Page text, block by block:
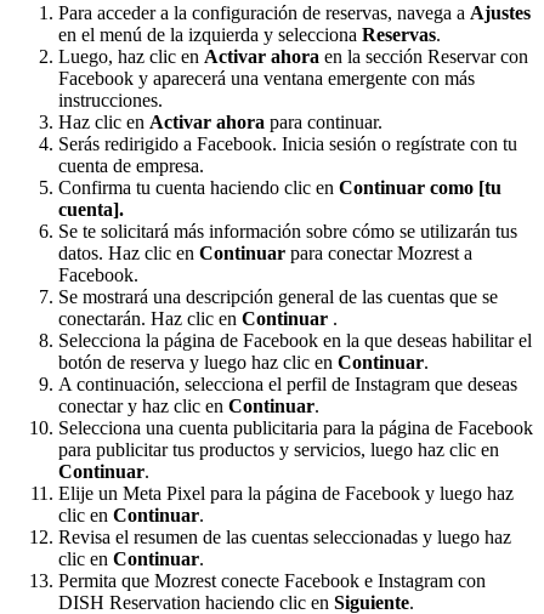
Para acceder a la configuración de reservas, navega a Ajustes
en el menú de la izquierda y selecciona Reservas.
Luego, haz clic en Activar ahora en la sección Reservar con
Facebook y aparecerá una ventana emergente con más
instrucciones.
Haz clic en Activar ahora para continuar.
Serás redirigido a Facebook. Inicia sesión o regístrate con tu
cuenta de empresa.
Confirma tu cuenta haciendo clic en Continuar como [tu
cuenta].
Se te solicitará más información sobre cómo se utilizarán tus
datos. Haz clic en Continuar para conectar Mozrest a
Facebook.
Se mostrará una descripción general de las cuentas que se
conectarán. Haz clic en Continuar .
Selecciona la página de Facebook en la que deseas habilitar el
botón de reserva y luego haz clic en Continuar.
A continuación, selecciona el perfil de Instagram que deseas
conectar y haz clic en Continuar.
Selecciona una cuenta publicitaria para la página de Facebook
para publicitar tus productos y servicios, luego haz clic en
Continuar.
Elije un Meta Pixel para la página de Facebook y luego haz
clic en Continuar.
Revisa el resumen de las cuentas seleccionadas y luego haz
clic en Continuar.
Permita que Mozrest conecte Facebook e Instagram con
DISH Reservation haciendo clic en Siguiente.